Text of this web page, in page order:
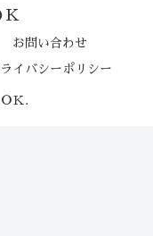
お問い合わせ
イバシーポリシー
Ｋ.